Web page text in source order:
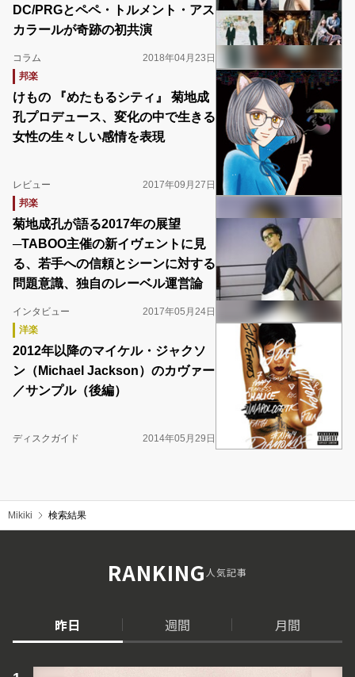
DC/PRGとペペ・トルメント・アス
カラールが奇跡の初共演
コラム
2018年04月23日
邦楽
けもの 『めたもるシティ』 菊地成
孔プロデュース、変化の中で生きる
女性の生々しい感情を表現
レビュー
2017年09月27日
邦楽
菊地成孔が語る2017年の展望
─TABOO主催の新イヴェントに見
る、若手への信頼とシーンに対する
問題意識、独自のレーベル運営論
インタビュー
2017年05月24日
洋楽
2012年以降のマイケル・ジャクソ
ン（Michael Jackson）のカヴァー
／サンプル（後編）
ディスクガイド 2014年05月29日
Mikiki 検索結果
RANKING人気記事
昨日 週間 月間